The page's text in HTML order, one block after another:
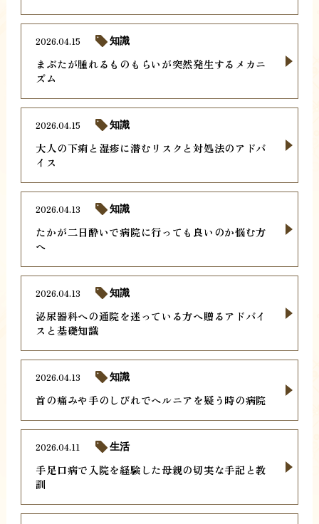
まぶたが腫れるものもらいが突然発生するメカニ
ズム
2026.04.15 知識
大人の下痢と湿疹に潜むリスクと対処法のアドバ
イス
2026.04.15 知識
たかが二日酔いで病院に行っても良いのか悩む方
へ
2026.04.13 知識
泌尿器科への通院を迷っている方へ贈るアドバイ
スと基礎知識
2026.04.13 知識
首の痛みや手のしびれでヘルニアを疑う時の病院
2026.04.13 知識
手足口病で入院を経験した母親の切実な手記と教
訓
2026.04.11 生活